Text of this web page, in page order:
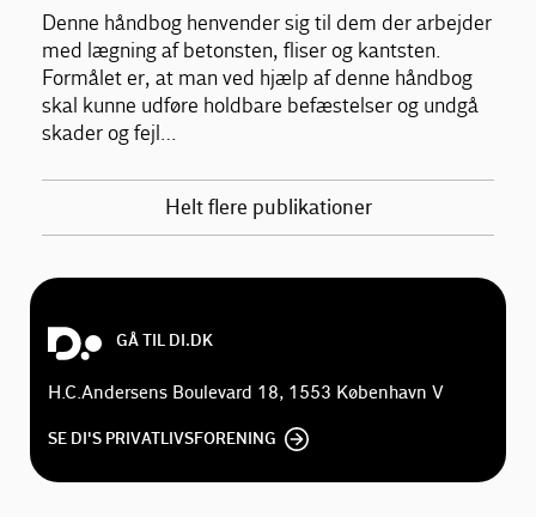
Denne håndbog henvender sig til dem der arbejder
med lægning af betonsten, fliser og kantsten.
Formålet er, at man ved hjælp af denne håndbog
skal kunne udføre holdbare befæstelser og undgå
skader og fejl…
Helt flere publikationer
GÅ TIL DI.DK
H.C.Andersens Boulevard 18, 1553 København V
SE DI'S PRIVATLIVSFORENING